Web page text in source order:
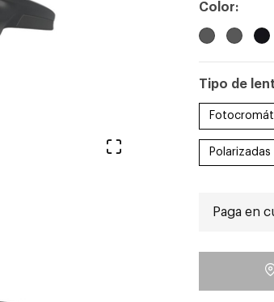
Ver en pantalla
Color:
Tipo de
Paga en